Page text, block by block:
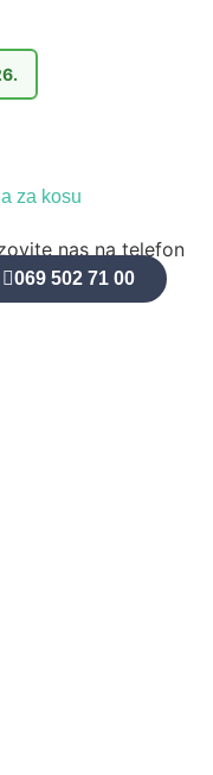
za kosu
069 502 71 00